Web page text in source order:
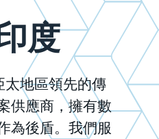
度
太地區領先的傳
供應商，擁有數
為後盾。我們服